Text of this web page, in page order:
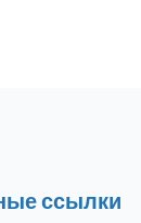
ссылки